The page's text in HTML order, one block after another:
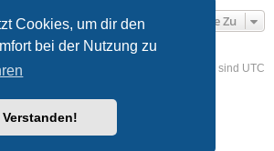
Cookies, um dir den
bei der Nutzung zu
Verstanden!
Gehe Zu
Alle Zeiten sind UTC
© phpBB Limited
phpBB.de
& v12mike